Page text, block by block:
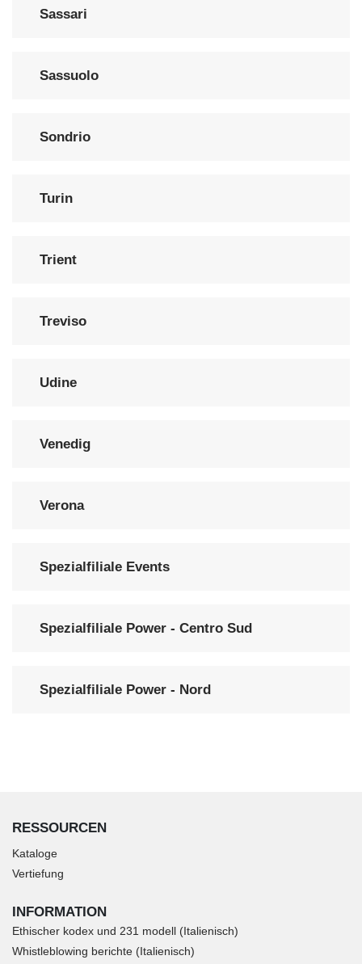
Sassari
Sassuolo
Sondrio
Turin
Trient
Treviso
Udine
Venedig
Verona
Spezialfiliale Events
Spezialfiliale Power - Centro Sud
Spezialfiliale Power - Nord
RESSOURCEN
Kataloge
Vertiefung
INFORMATION
Ethischer kodex und 231 modell (Italienisch)
Whistleblowing berichte (Italienisch)